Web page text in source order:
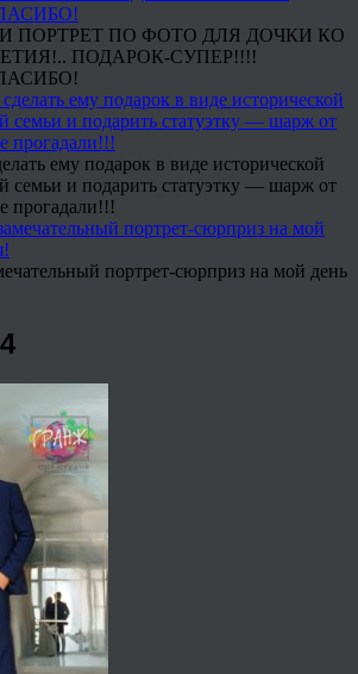
ПОРТРЕТ ПО ФОТО ДЛЯ ДОЧКИ КО
ПОДАРОК-СУПЕР!!!!
ему подарок в виде исторической
семьи и подарить статуэтку — шарж от
прогадали!!!
портрет-сюрприз на мой день